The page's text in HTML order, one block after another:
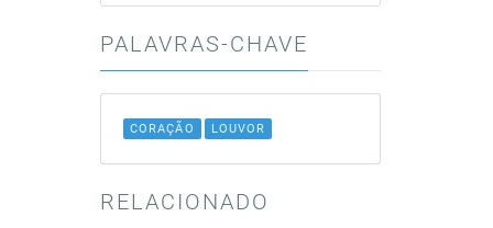
PALAVRAS-CHAVE
CORAÇÃO LOUVOR
RELACIONADO